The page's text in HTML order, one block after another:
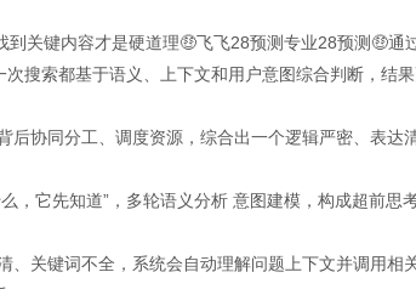
关键内容才是硬道理🤑飞飞28预测专业28预测🤑通
搜索都基于语义、上下文和用户意图综合判断，结
后协同分工、调度资源，综合出一个逻辑严密、表达
，它先知道”，多轮语义分析 意图建模，构成超前思
、关键词不全，系统会自动理解问题上下文并调用相